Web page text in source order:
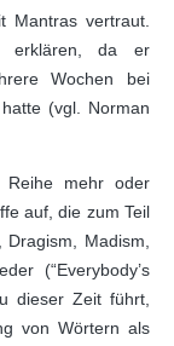
Mantras vertraut.
erklären, da er
Wochen bei
(vgl. Norman
mehr oder
auf, die zum Teil
Madism,
(“Everybody’s
dieser Zeit führt,
von Wörtern als